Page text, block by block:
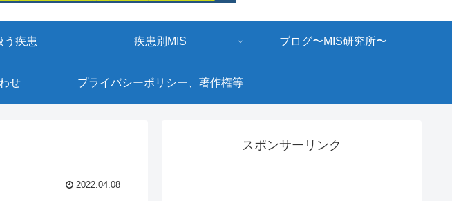
う疾患 疾患別MIS ブログ〜MIS研究所〜
せ プライバシーポリシー、著作権等
2022.04.08
スポンサーリンク